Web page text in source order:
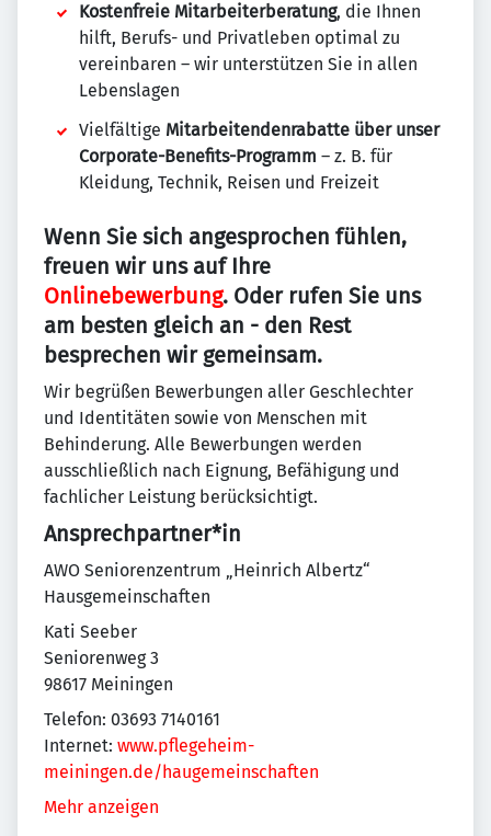
Kostenfreie Mitarbeiterberatung, die Ihnen
hilft, Berufs- und Privatleben optimal zu
vereinbaren – wir unterstützen Sie in allen
Lebenslagen
Vielfältige Mitarbeitendenrabatte über unser
Corporate-Benefits-Programm – z. B. für
Kleidung, Technik, Reisen und Freizeit
Wenn Sie sich angesprochen fühlen,
freuen wir uns auf Ihre
Onlinebewerbung. Oder rufen Sie uns
am besten gleich an - den Rest
besprechen wir gemeinsam.
Wir begrüßen Bewerbungen aller Geschlechter
und Identitäten sowie von Menschen mit
Behinderung. Alle Bewerbungen werden
ausschließlich nach Eignung, Befähigung und
fachlicher Leistung berücksichtigt.
Ansprechpartner*in
AWO Seniorenzentrum „Heinrich Albertz“
Hausgemeinschaften
Kati Seeber
Seniorenweg 3
98617 Meiningen
Telefon: 03693 7140161
Internet: www.pflegeheim-
meiningen.de/haugemeinschaften
Mehr anzeigen